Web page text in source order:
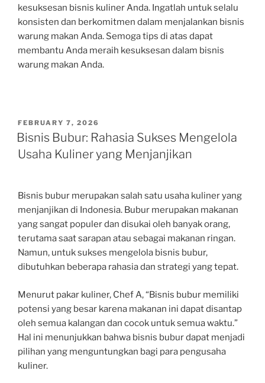
kesuksesan bisnis kuliner Anda. Ingatlah untuk selalu
konsisten dan berkomitmen dalam menjalankan bisnis
warung makan Anda. Semoga tips di atas dapat
membantu Anda meraih kesuksesan dalam bisnis
warung makan Anda.
POSTED
ON
FEBRUARY 7, 2026
Bisnis Bubur: Rahasia Sukses Mengelola
Usaha Kuliner yang Menjanjikan
Bisnis bubur merupakan salah satu usaha kuliner yang
menjanjikan di Indonesia. Bubur merupakan makanan
yang sangat populer dan disukai oleh banyak orang,
terutama saat sarapan atau sebagai makanan ringan.
Namun, untuk sukses mengelola bisnis bubur,
dibutuhkan beberapa rahasia dan strategi yang tepat.
Menurut pakar kuliner, Chef A, “Bisnis bubur memiliki
potensi yang besar karena makanan ini dapat disantap
oleh semua kalangan dan cocok untuk semua waktu.”
Hal ini menunjukkan bahwa bisnis bubur dapat menjadi
pilihan yang menguntungkan bagi para pengusaha
kuliner.